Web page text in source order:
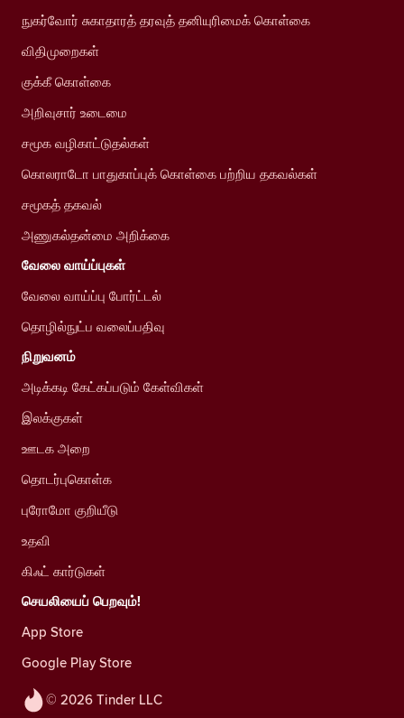
© 2026 Tinder LLC
நுகர்வோர் சுகாதாரத் தரவுத் தனியுரிமைக் கொள்கை
விதிமுறைகள்
குக்கீ கொள்கை
அறிவுசார் உடைமை
சமூக வழிகாட்டுதல்கள்
கொலராடோ பாதுகாப்புக் கொள்கை பற்றிய தகவல்கள்
சமூகத் தகவல்
அணுகல்தன்மை அறிக்கை
வேலை வாய்ப்புகள்
வேலை வாய்ப்பு போர்ட்டல்
தொழில்நுட்ப வலைப்பதிவு
நிறுவனம்
அடிக்கடி கேட்கப்படும் கேள்விகள்
இலக்குகள்
ஊடக அறை
தொடர்புகொள்க
புரோமோ குறியீடு
உதவி
கிஃட் கார்டுகள்
செயலியைப் பெறவும்!
App Store
Google Play Store